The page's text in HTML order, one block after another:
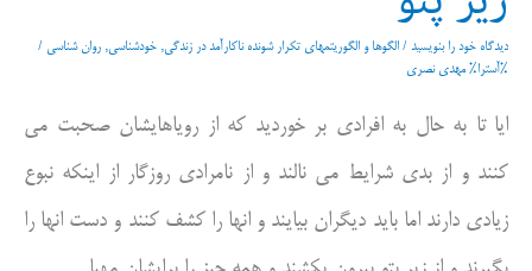
است
دیدگاه‌ خود را بنویسید / الگوها و الگوریتمهای تکرار شونده ناکارآمد در زندگی, خودشناسی, روان شناسی /
%آسترا% مهدی نصری
ایا تا به حال به افرادی بر خوردید که از رویاهایشان صحبت می
کنند و از بدی شرایط می نالند و از نامرادی روزگار از اینکه نبوع
زیادی دارند اما باید دیگران بیایند و انها را کشف کنند و دست انها را